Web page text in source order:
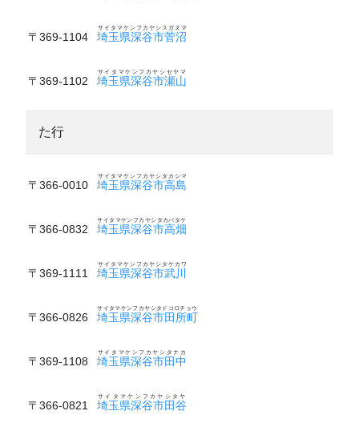
〒369-1104 埼玉県深谷市菅沼
サイタマケンフカヤシスガヌマ
〒369-1102 埼玉県深谷市瀬山
サイタマケンフカヤシセヤマ
た行
〒366-0010 埼玉県深谷市高島
サイタマケンフカヤシタカシマ
〒366-0832 埼玉県深谷市高畑
サイタマケンフカヤシタカバタケ
〒369-1111 埼玉県深谷市武川
サイタマケンフカヤシタケカワ
〒366-0826 埼玉県深谷市田所町
サイタマケンフカヤシタドコロチョウ
〒369-1108 埼玉県深谷市田中
サイタマケンフカヤシタナカ
〒366-0821 埼玉県深谷市田谷
サイタマケンフカヤシタヤ